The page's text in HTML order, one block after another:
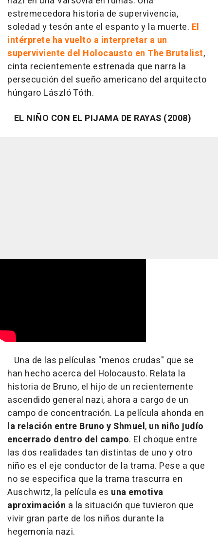
estremecedora historia de supervivencia,
soledad y tesón ante el espanto y la muerte. El
intérprete ha vuelto a interpretar a un
superviviente del Holocausto en The Brutalist,
cinta recientemente estrenada que narra la
persecución del sueño americano del arquitecto
húngaro László Tóth.
EL NIÑO CON EL PIJAMA DE RAYAS (2008)
Una de las películas "menos crudas" que se
han hecho acerca del Holocausto. Relata la
historia de Bruno, el hijo de un recientemente
ascendido general nazi, ahora a cargo de un
campo de concentración. La película ahonda en
la relación entre Bruno y Shmuel, un niño judío
encerrado dentro del campo. El choque entre
las dos realidades tan distintas de uno y otro
niño es el eje conductor de la trama. Pese a que
no se especifica que la trama trascurra en
Auschwitz, la película es una emotiva
aproximación a la situación que tuvieron que
vivir gran parte de los niños durante la
hegemonía nazi.